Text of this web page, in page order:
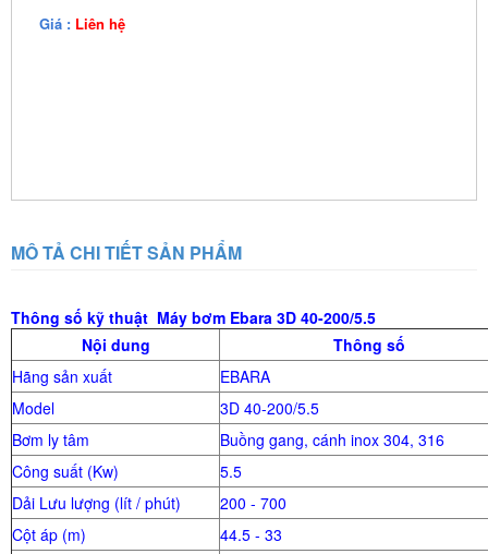
Giá : Liên hệ
MÔ TẢ CHI TIẾT SẢN PHẨM
Thông số kỹ thuật Máy bơm Ebara 3D 40-200/5.5
Nội dung
Thông số
Hãng sản xuất
EBARA
Model
3D 40-200/5.5
Bơm ly tâm
Buồng gang, cánh inox 304, 316
Công suất (Kw)
5.5
Dải Lưu lượng (lít / phút)
200 - 700
Cột áp (m)
44.5 - 33